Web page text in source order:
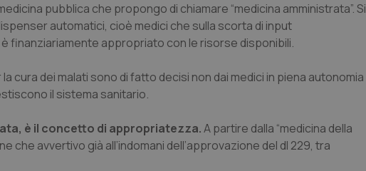
pubblica che propongo di chiamare “medicina amministrata”.Si
automatici, cioè medici che sulla scorta di input
finanziariamente appropriato con le risorse disponibili.
cura dei malati sono di fatto decisi non dai medici in piena autonomia
il sistema sanitario.
è il concetto di appropriatezza.A partire dalla “medicina della
che avvertivo già all’indomani dell’approvazione del dl 229, tra